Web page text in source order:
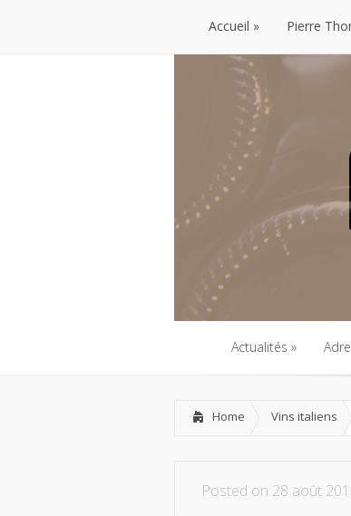
Accueil
Accueil
Pierre
Actualités
Actualités
Home Vins italiens
Posted on 28 août